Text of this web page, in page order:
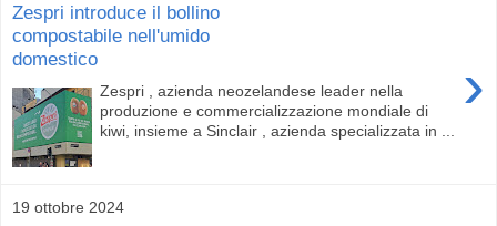
Zespri introduce il bollino
compostabile nell'umido
domestico
›
Zespri , azienda neozelandese leader nella
produzione e commercializzazione mondiale di
kiwi, insieme a Sinclair , azienda specializzata in ...
19 ottobre 2024